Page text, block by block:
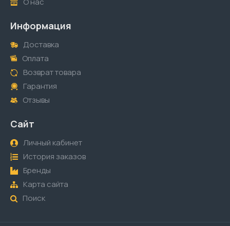
Информация
Доставка
Оплата
Возврат товара
Гарантия
Отзывы
Сайт
Личный кабинет
История заказов
Бренды
Карта сайта
Поиск